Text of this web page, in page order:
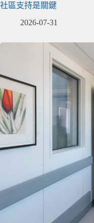
社區支持是關鍵
2026-07-31